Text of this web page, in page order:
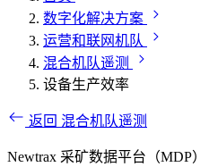
数字化解决方案
运营和联网机队
混合机队遥测
设备生产效率
返回 混合机队遥测
Newtrax 采矿数据平台（MDP）